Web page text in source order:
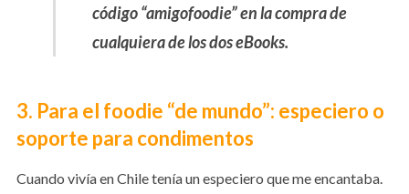
código “amigofoodie” en la compra de
cualquiera de los dos eBooks.
3. Para el foodie “de mundo”: especiero o
soporte para condimentos
Cuando vivía en Chile tenía un especiero que me encantaba.